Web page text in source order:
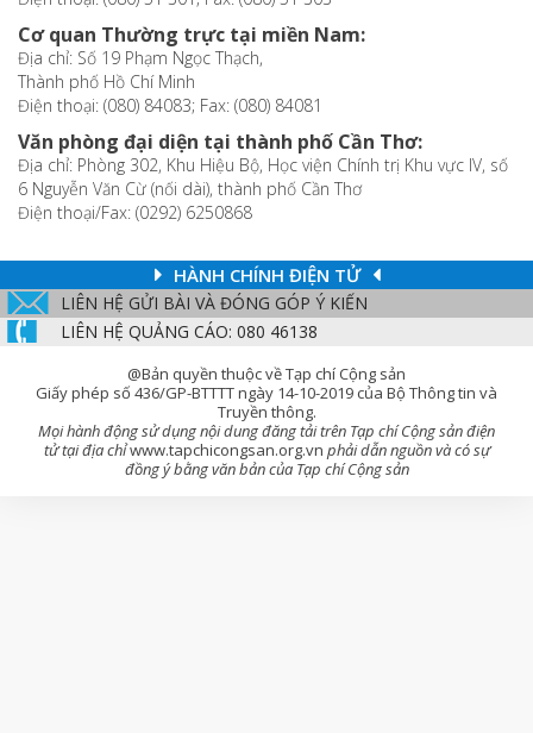
Cơ quan Thường trực tại miền Nam:
Địa chỉ: Số 19 Phạm Ngọc Thạch,
Thành phố Hồ Chí Minh
Điện thoại: (080) 84083; Fax: (080) 84081
Văn phòng đại diện tại thành phố Cần Thơ:
Địa chỉ: Phòng 302, Khu Hiệu Bộ, Học viện Chính trị Khu vực IV, số
6 Nguyễn Văn Cừ (nối dài), thành phố Cần Thơ
Điện thoại/Fax: (0292) 6250868
HÀNH CHÍNH ĐIỆN TỬ
LIÊN HỆ GỬI BÀI VÀ ĐÓNG GÓP Ý KIẾN
LIÊN HỆ QUẢNG CÁO: 080 46138
@Bản quyền thuộc về Tạp chí Cộng sản
Giấy phép số 436/GP-BTTTT ngày 14-10-2019 của Bộ Thông tin và
Truyền thông.
Mọi hành động sử dụng nội dung đăng tải trên Tạp chí Cộng sản điện
tử tại địa chỉwww.tapchicongsan.org.vn phải dẫn nguồn và có sự
đồng ý bằng văn bản của Tạp chí Cộng sản